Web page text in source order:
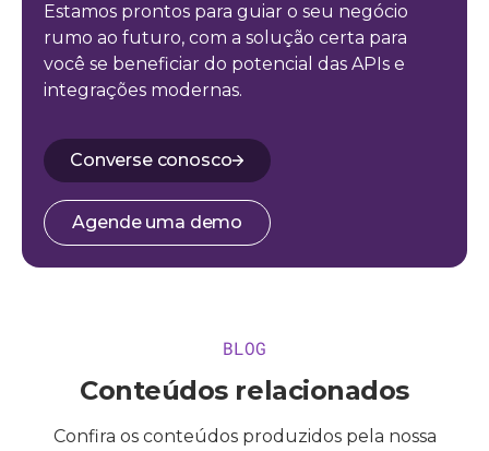
Estamos prontos para guiar o seu negócio
rumo ao futuro, com a solução certa para
você se beneficiar do potencial das APIs e
integrações modernas.
Converse conosco
Agende uma demo
BLOG
Conteúdos relacionados
Confira os conteúdos produzidos pela nossa